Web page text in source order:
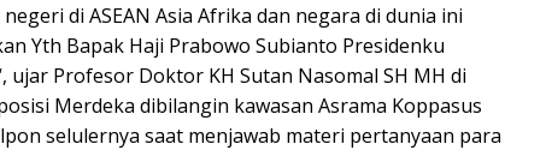
di ASEAN Asia Afrika dan negara di dunia ini
Yth Bapak Haji Prabowo Subianto Presidenku
ujar Profesor Doktor KH Sutan Nasomal SH MH di
Merdeka dibilangin kawasan Asrama Koppasus
selulernya saat menjawab materi pertanyaan para